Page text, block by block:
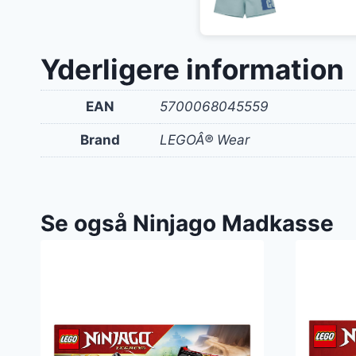
250
Yderligere information
EAN 5700068045559
Brand LEGOÂ® Wear
Se også Ninjago Madkasse